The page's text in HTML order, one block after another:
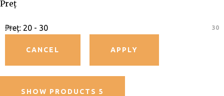
E
va
at
la
5
Preț
20 30
Preț: 20 - 30
SHOW PRODUCTS 5